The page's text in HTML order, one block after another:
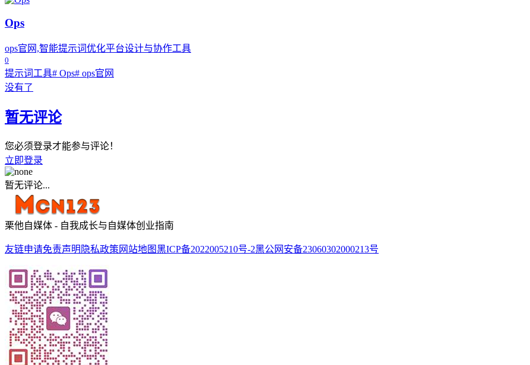
Ops
ops官网,智能提示词优化平台设计与协作工具
0
提示词工具# Ops# ops官网
没有了
暂无评论
您必须登录才能参与评论！
立即登录
暂无评论...
栗他自媒体 - 自我成长与自媒体创业指南
友链申请免责声明 隐私政策 网站地图黑ICP备2022005210号-2黑公网安备23060302000213号